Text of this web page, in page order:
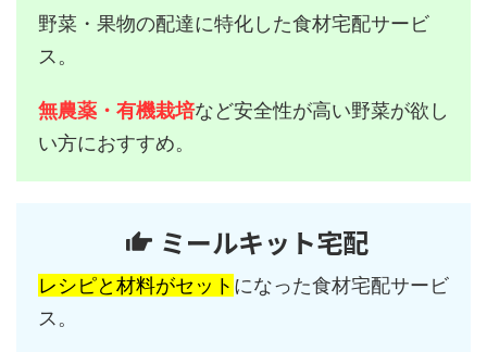
野菜・果物の配達に特化した食材宅配サービ
ス。
無農薬・有機栽培など安全性が高い野菜が欲し
い方におすすめ。
ミールキット宅配
レシピと材料がセット になった食材宅配サービ
ス。